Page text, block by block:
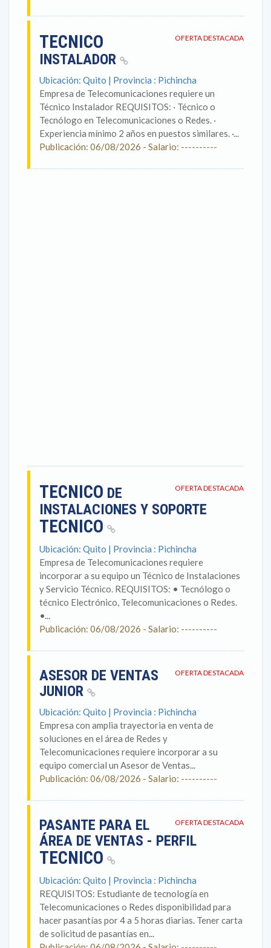
OFERTA DESTACADA
TECNICO
INSTALADOR
Ubicación: Quito | Provincia : Pichincha
Empresa de Telecomunicaciones requiere un
Técnico Instalador REQUISITOS: · Técnico o
Tecnólogo en Telecomunicaciones o Redes. ·
Experiencia mínimo 2 años en puestos similares. ·...
Publicación: 06/08/2026 - Salario: ----------
OFERTA DESTACADA
TECNICO DE
INSTALACIONES Y SOPORTE
TECNICO
Ubicación: Quito | Provincia : Pichincha
Empresa de Telecomunicaciones requiere
incorporar a su equipo un Técnico de Instalaciones
y Servicio Técnico. REQUISITOS: • Tecnólogo o
técnico Electrónico, Telecomunicaciones o Redes.
•...
Publicación: 06/08/2026 - Salario: ----------
OFERTA DESTACADA
ASESOR DE VENTAS
JUNIOR
Ubicación: Quito | Provincia : Pichincha
Empresa con amplia trayectoria en venta de
soluciones en el área de Redes y
Telecomunicaciones requiere incorporar a su
equipo comercial un Asesor de Ventas...
Publicación: 06/08/2026 - Salario: ----------
OFERTA DESTACADA
PASANTE PARA EL
ÁREA DE VENTAS - PERFIL
TECNICO
Ubicación: Quito | Provincia : Pichincha
REQUISITOS: Estudiante de tecnología en
Telecomunicaciones o Redes disponibilidad para
hacer pasantías por 4 a 5 horas diarias. Tener carta
de solicitud de pasantías en...